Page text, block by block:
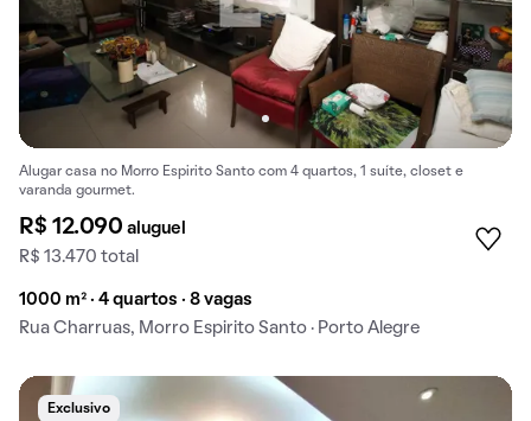
Alugar casa no Morro Espirito Santo com 4 quartos, 1 suíte, closet e
varanda gourmet.
R$ 12.090aluguel
R$ 13.470 total
1000 m² · 4 quartos · 8 vagas
Rua Charruas, Morro Espirito Santo · Porto Alegre
Exclusivo